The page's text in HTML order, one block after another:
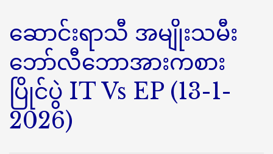
ဆောင်းရာသီ အမျိုးသမီး
ဘော်လီဘောအားကစား
ပြိုင်ပွဲ IT Vs EP (13-1-
2026)